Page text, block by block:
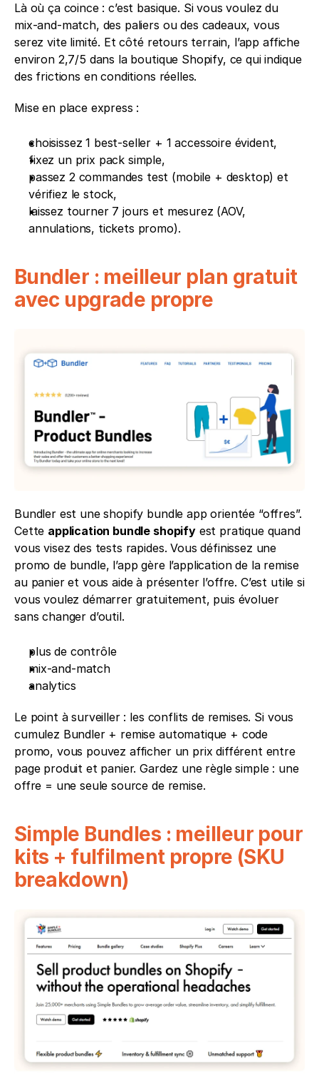
Là où ça coince : c’est basique. Si vous voulez du
mix-and-match, des paliers ou des cadeaux, vous
serez vite limité. Et côté retours terrain, l’app affiche
environ 2,7/5 dans la boutique Shopify, ce qui indique
des frictions en conditions réelles.
Mise en place express :
choisissez 1 best-seller + 1 accessoire évident,
fixez un prix pack simple,
passez 2 commandes test (mobile + desktop) et
vérifiez le stock,
laissez tourner 7 jours et mesurez (AOV,
annulations, tickets promo).
Bundler : meilleur plan gratuit
avec upgrade propre
Bundler est une shopify bundle app orientée “offres”.
Cette application bundle shopify est pratique quand
vous visez des tests rapides. Vous définissez une
promo de bundle, l’app gère l’application de la remise
au panier et vous aide à présenter l’offre. C’est utile si
vous voulez démarrer gratuitement, puis évoluer
sans changer d’outil.
plus de contrôle
mix-and-match
analytics
Le point à surveiller : les conflits de remises. Si vous
cumulez Bundler + remise automatique + code
promo, vous pouvez afficher un prix différent entre
page produit et panier. Gardez une règle simple : une
offre = une seule source de remise.
Simple Bundles : meilleur pour
kits + fulfilment propre (SKU
breakdown)